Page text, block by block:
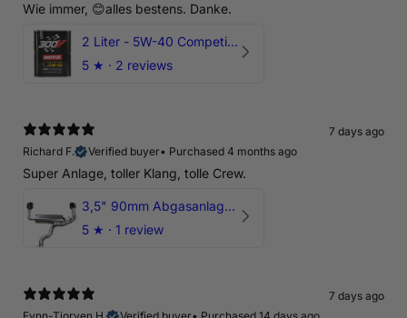
Wie immer, 😊alles bestens. Danke.
2 Liter - 5W-40 Competition 300V Motul Motoröl
5 ★ · 2 reviews
7 days ago
Richard F.
Verified buyer• Purchased 4 months ago
Super Anlage, toller Klang, tolle Crew.
3,5" 90mm Abgasanlage AUDI RSQ3 DNWA 2.5 TFSI
5 ★ · 1 review
7 days ago